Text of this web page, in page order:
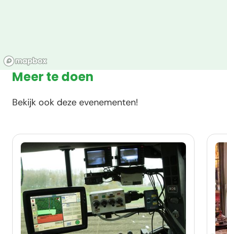
Meer te doen
Bekijk ook deze evenementen!